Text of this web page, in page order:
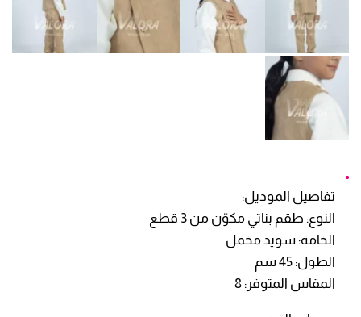
تفاصيل الموديل:
النوع: طقم بناتي مكوّن من 3 قطع
الخامة: سويد مخمل
الطول: 45 سم
المقاس المتوفر: 8